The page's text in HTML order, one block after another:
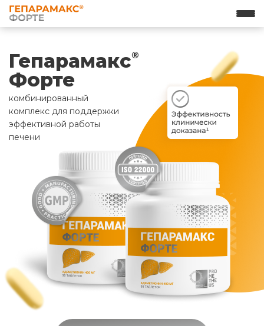
Гепарамакс®
Форте
комбинированный
комплекс для поддержки
эффективной работы
печени